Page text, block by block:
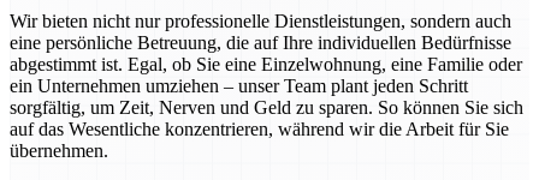
Wir bieten nicht nur professionelle Dienstleistungen, sondern auch
eine persönliche Betreuung, die auf Ihre individuellen Bedürfnisse
abgestimmt ist. Egal, ob Sie eine Einzelwohnung, eine Familie oder
ein Unternehmen umziehen – unser Team plant jeden Schritt
sorgfältig, um Zeit, Nerven und Geld zu sparen. So können Sie sich
auf das Wesentliche konzentrieren, während wir die Arbeit für Sie
übernehmen.